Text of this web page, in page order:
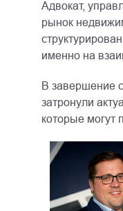
Адвокат,
рынок
именно на
В завершение
затронули
которые могут